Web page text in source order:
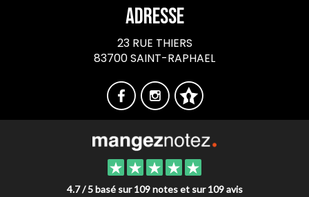
Adresse
23 RUE THIERS
83700 SAINT-RAPHAEL
4.7 / 5 basé sur 109 notes et sur 109 avis